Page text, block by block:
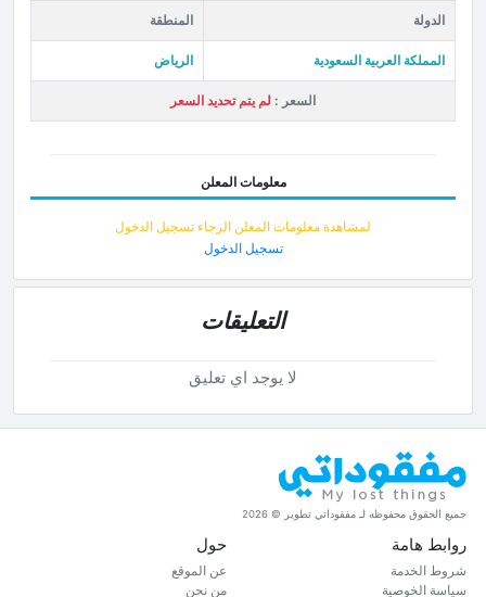
الدولة المنطقة
المملكة العربية السعودية الرياض
السعر : لم يتم تحديد السعر
معلومات المعلن
لمشاهدة معلومات المعلن الرجاء تسجيل الدخول
تسجيل الدخول
التعليقات
لا يوجد اي تعليق
جميع الحقوق محفوظه لـ مفقوداتي تطوير © 2026
روابط هامة
شروط الخدمة
سياسة الخوصية
حول
عن الموقع
من نحن